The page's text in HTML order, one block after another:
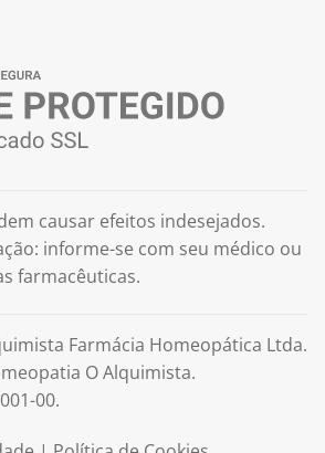
causar efeitos indesejados.
informe-se com seu médico ou
farmacêuticas.
Farmácia Homeopática Ltda.
O Alquimista.
00.